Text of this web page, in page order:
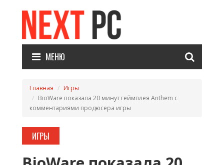
МЕНЮ
Главная
Игры
BioWare показала 20 минут геймплея Anthem с
комментариями продюсера игры
ИГРЫ